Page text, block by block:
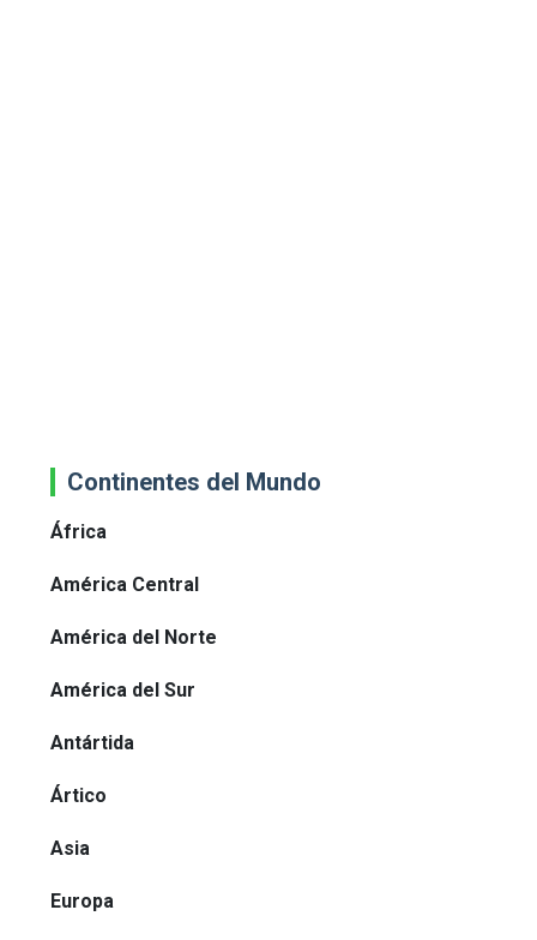
Continentes del Mundo
África
América Central
América del Norte
América del Sur
Antártida
Ártico
Asia
Europa